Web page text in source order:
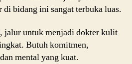
bidang ini sangat terbuka luas.
jalur untuk menjadi dokter kulit
Butuh komitmen,
mental yang kuat.